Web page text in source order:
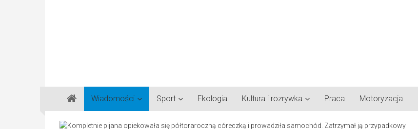
Gazeta
Regionalna
Częstochowa,
Wiadomości Sport Ekologia Kultura i rozrywka Praca Motoryzacja